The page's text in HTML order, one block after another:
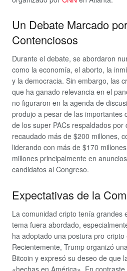
Un Debate Marcado
Contenciosos
Durante el debate, se abordaron
como la economía, el aborto, la
y la democracia. Sin embargo, las
que ha ganado relevancia en el
no figuraron en la agenda de
produjo a pesar de las importantes
de los super PACs respaldados
recaudado más de $200 millones,
liderando con más de $170
millones principalmente en
candidatos al Congreso.
Expectativas de la
La comunidad cripto tenía grandes
tema fuera abordado,
ha adoptado una postura pro-cripto
Recientemente, Trump organizó
Bitcoin y expresó su deseo de que
«hechas en América». En